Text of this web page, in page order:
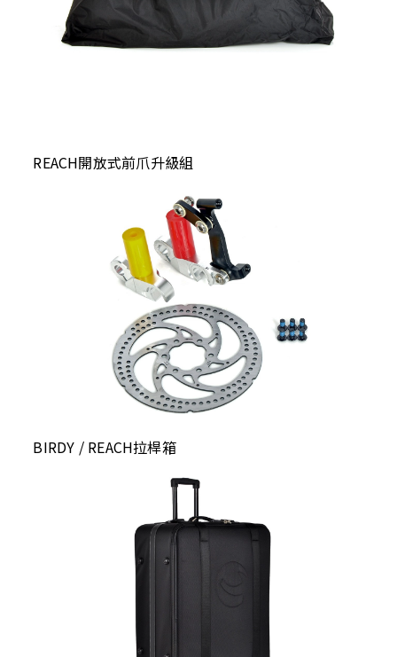
REACH開放式前爪升級組
BIRDY / REACH拉桿箱